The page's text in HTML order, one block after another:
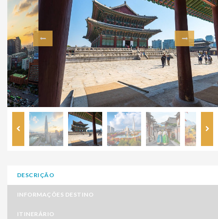
DESCRIÇÃO
INFORMAÇÕES DESTINO
ITINERÁRIO